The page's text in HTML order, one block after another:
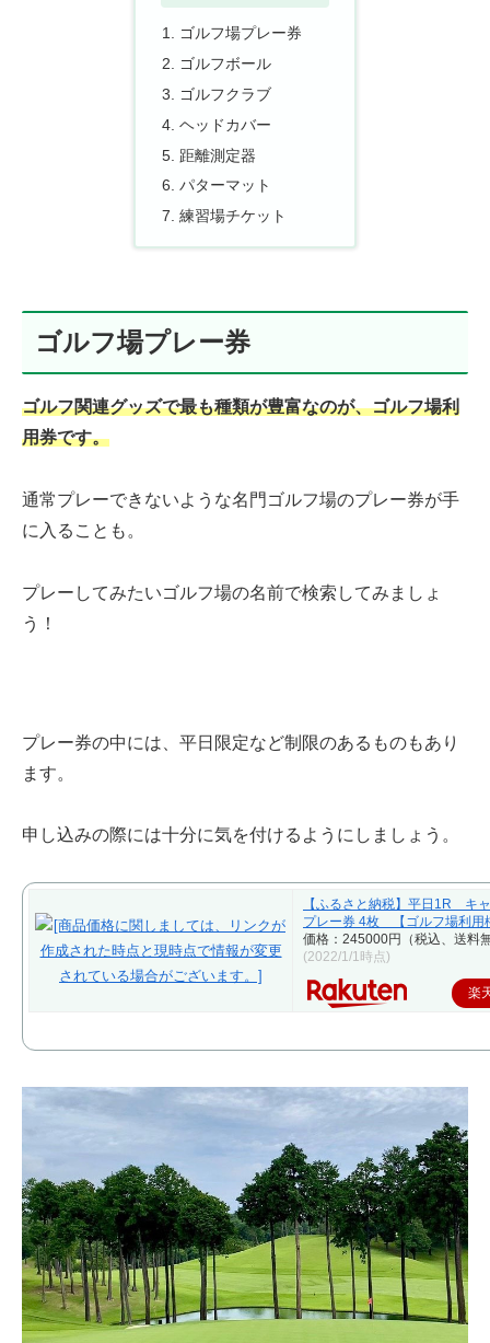
ゴルフ場プレー券
ゴルフボール
ゴルフクラブ
ヘッドカバー
距離測定器
パターマット
練習場チケット
ゴルフ場プレー券
ゴルフ関連グッズで最も種類が豊富なのが、ゴルフ場利
用券です。
通常プレーできないような名門ゴルフ場のプレー券が手
に入ることも。
プレーしてみたいゴルフ場の名前で検索してみましょ
う！
プレー券の中には、平日限定など制限のあるものもあり
ます。
申し込みの際には十分に気を付けるようにしましょう。
【ふるさと納税】平日1R キ
プレー券 4枚 【ゴルフ場利用
価格：245000円（税込、送料
(2022/1/1時点)
楽